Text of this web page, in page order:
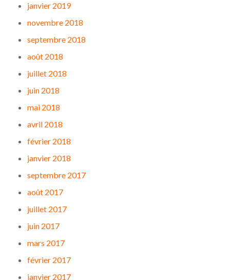
janvier 2019
novembre 2018
septembre 2018
août 2018
juillet 2018
juin 2018
mai 2018
avril 2018
février 2018
janvier 2018
septembre 2017
août 2017
juillet 2017
juin 2017
mars 2017
février 2017
janvier 2017